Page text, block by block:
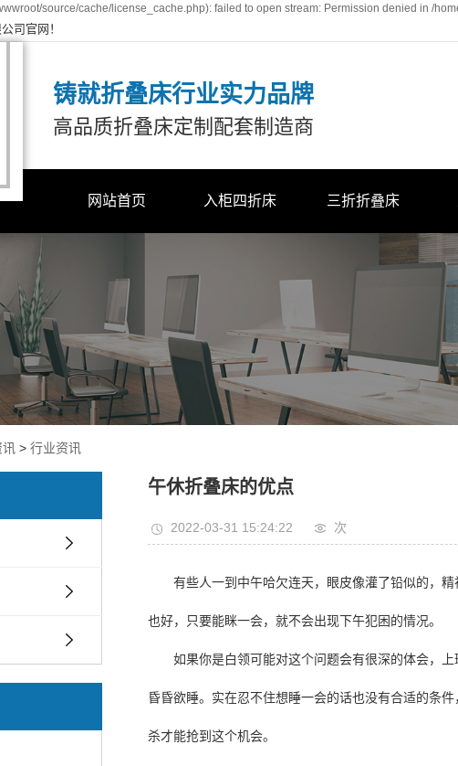
source/cache/license_cache.php): failed to open stream: Permission denied in /
司官网！
铸就折叠床行业实力品牌
高品质折叠床定制配套制造商
网站首页 入柜四折床 三折折叠床
> 行业资讯
午休折叠床的优点
2022-03-31 15:24:22 次
有些人一到中午哈欠连天，眼皮像灌了铅似的，
也好，只要能眯一会，就不会出现下午犯困的情况。
如果你是白领可能对这个问题会有很深的体会，
昏昏欲睡。实在忍不住想睡一会的话也没有合适的条
杀才能抢到这个机会。